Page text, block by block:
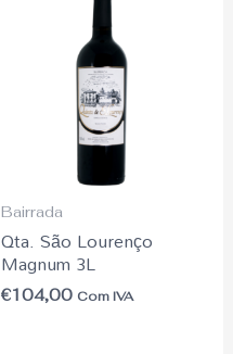
Bairrada
Qta. São Lourenço
Magnum 3L
€104,00 Com IVA